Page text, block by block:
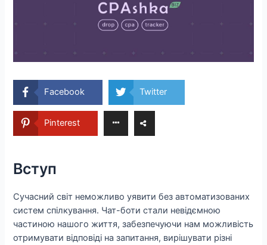
Facebook Twitter
Pinterest
Вступ
Сучасний світ неможливо уявити без автоматизованих
систем спілкування. Чат-боти стали невідємною
частиною нашого життя, забезпечуючи нам можливість
отримувати відповіді на запитання, вирішувати різні